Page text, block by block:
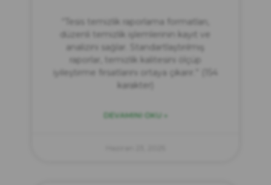
“Tesis temizlik raporlama formatları,
düzenli temizlik işlemlerinin kayıt ve
analizini sağlar. Standartlaştırılmış
raporlar, temizlik kalitesini ölçüp
iyileştirme fırsatlarını ortaya çıkarır.” (154
karakter)
DEVAMINI OKU »